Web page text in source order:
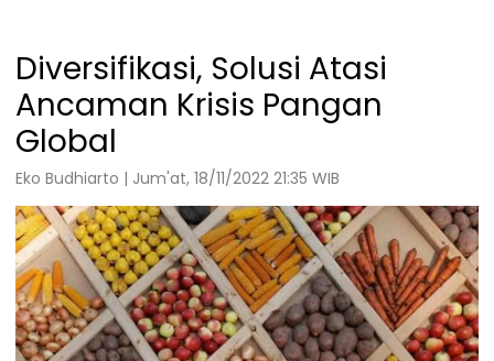
Diversifikasi, Solusi Atasi
Ancaman Krisis Pangan
Global
Eko Budhiarto | Jum'at, 18/11/2022 21:35 WIB